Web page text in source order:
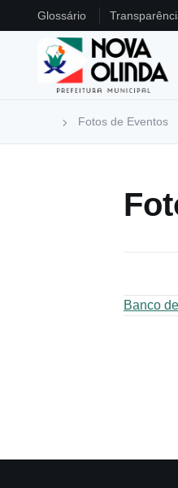
Glossário
Fotos de Eventos
Banco